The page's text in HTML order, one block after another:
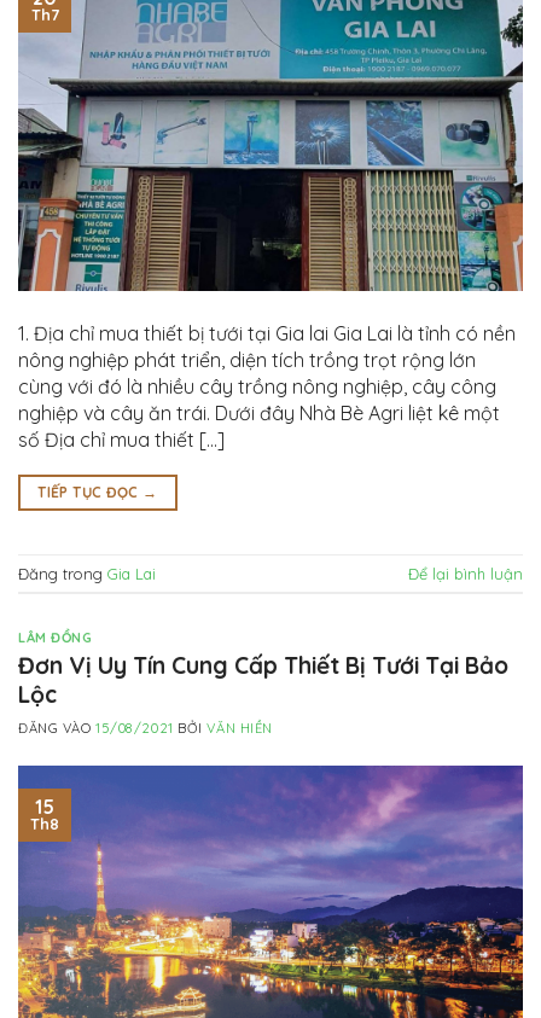
Th7
1. Địa chỉ mua thiết bị tưới tại Gia lai Gia Lai là tỉnh có nền
nông nghiệp phát triển, diện tích trồng trọt rộng lớn
cùng với đó là nhiều cây trồng nông nghiệp, cây công
nghiệp và cây ăn trái. Dưới đây Nhà Bè Agri liệt kê một
số Địa chỉ mua thiết […]
TIẾP TỤC ĐỌC →
Đăng trong Gia Lai Để lại bình luận
LÂM ĐỒNG
Đơn Vị Uy Tín Cung Cấp Thiết Bị Tưới Tại Bảo
Lộc
ĐĂNG VÀO15/08/2021 BỞIVĂN HIỀN
15
Th8